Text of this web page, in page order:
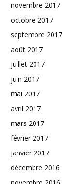
novembre 2017
octobre 2017
septembre 2017
août 2017
juillet 2017
juin 2017
mai 2017
avril 2017
mars 2017
février 2017
janvier 2017
décembre 2016